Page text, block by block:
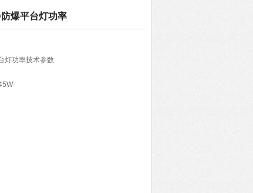
爆平台灯功率
灯功率技术参数